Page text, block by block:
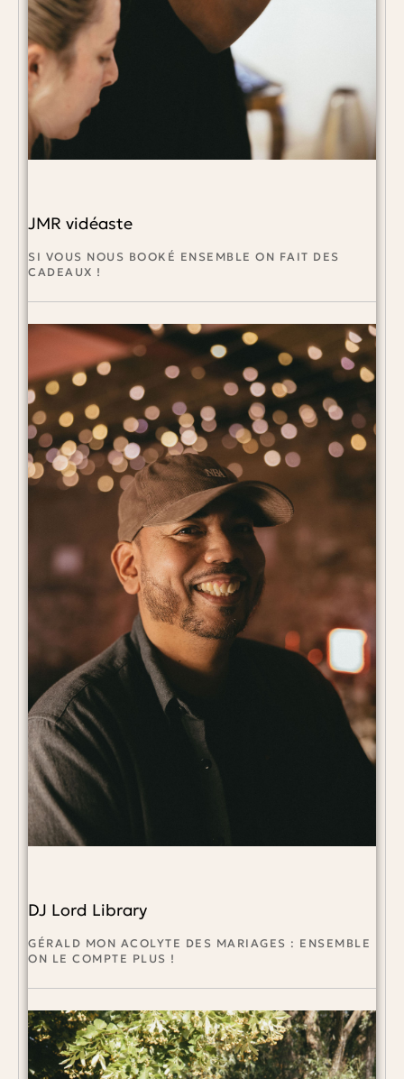
JMR vidéaste
SI VOUS NOUS BOOKÉ ENSEMBLE ON FAIT DES
CADEAUX !
DJ Lord Library
GÉRALD MON ACOLYTE DES MARIAGES : ENSEMBLE
ON LE COMPTE PLUS !